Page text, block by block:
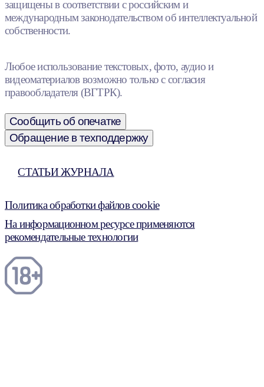
защищены в соответствии с российским и
международным законодательством об интеллектуальной
собственности.
Любое использование текстовых, фото, аудио и
видеоматериалов возможно только с согласия
правообладателя (ВГТРК).
Сообщить об опечатке
Обращение в техподдержку
СТАТЬИ ЖУРНАЛА
Политика обработки файлов cookie
На информационном ресурсе применяются
рекомендательные технологии